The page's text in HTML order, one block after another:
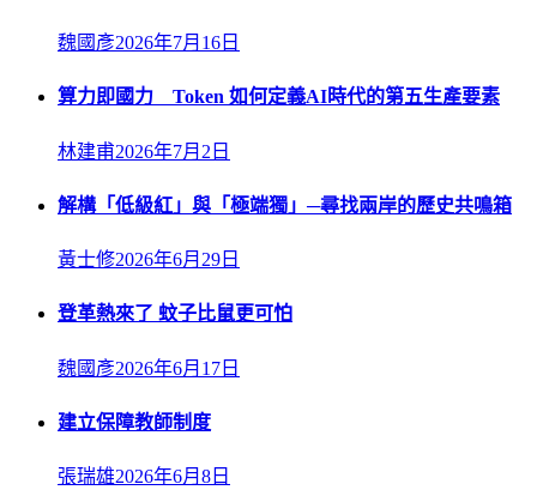
魏國彥2026年7月16日
算力即國力 Token 如何定義AI時代的第五生產要素
林建甫2026年7月2日
解構「低級紅」與「極端獨」─尋找兩岸的歷史共鳴箱
黃士修2026年6月29日
登革熱來了 蚊子比鼠更可怕
魏國彥2026年6月17日
建立保障教師制度
張瑞雄2026年6月8日